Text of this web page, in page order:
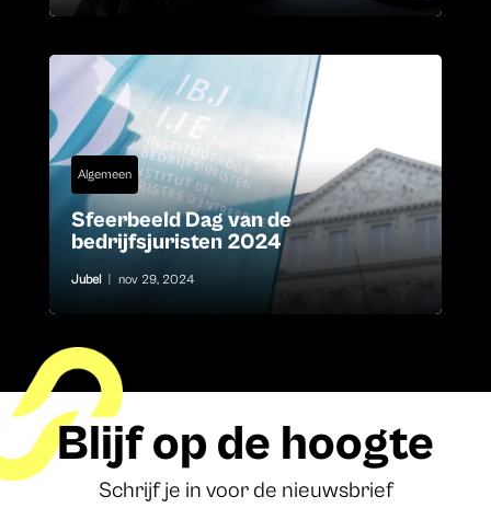
Algemeen
Sfeerbeeld Dag van de
bedrijfsjuristen 2024
Jubel nov 29, 2024
Blijf op de hoogte
Schrijf je in voor de nieuwsbrief